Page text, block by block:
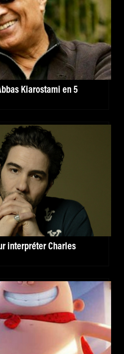
Kiarostami en 5
interpréter Charles